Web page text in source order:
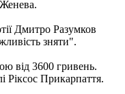
Дмитро Разумков
зняти".
від 3600 гривень.
Ріксос Прикарпаття.